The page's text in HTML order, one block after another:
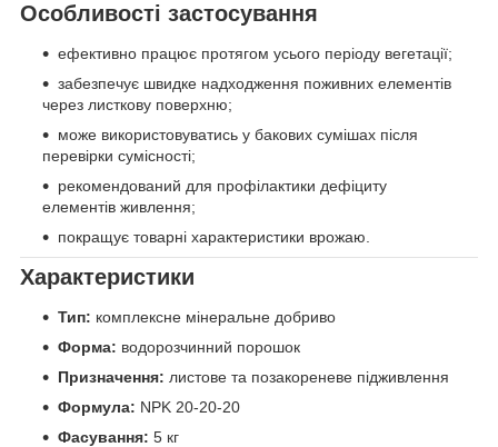
Особливості застосування
ефективно працює протягом усього періоду вегетації;
забезпечує швидке надходження поживних елементів
через листкову поверхню;
може використовуватись у бакових сумішах після
перевірки сумісності;
рекомендований для профілактики дефіциту
елементів живлення;
покращує товарні характеристики врожаю.
Характеристики
Тип: комплексне мінеральне добриво
Форма: водорозчинний порошок
Призначення: листове та позакореневе підживлення
Формула: NPK 20-20-20
Фасування: 5 кг